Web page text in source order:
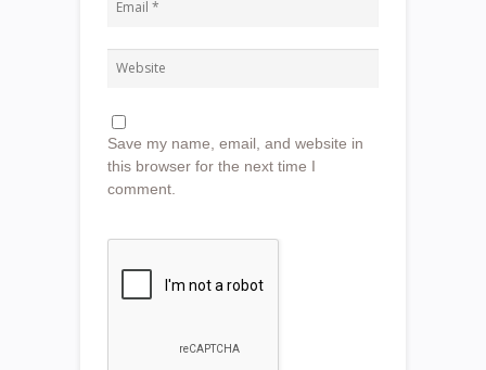
Save my name, email, and website in
this browser for the next time I
comment.